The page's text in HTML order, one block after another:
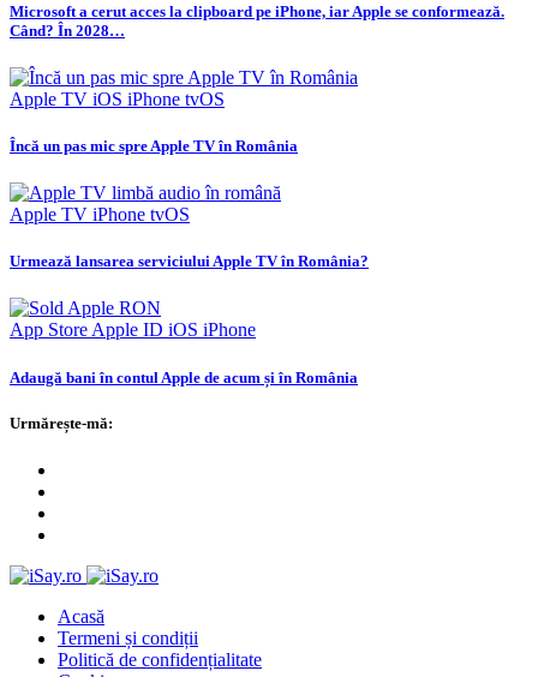
Microsoft a cerut acces la clipboard pe iPhone, iar Apple se conformează.
Când? În 2028…
Apple TV iOS iPhone tvOS
Încă un pas mic spre Apple TV în România
Apple TV iPhone tvOS
Urmează lansarea serviciului Apple TV în România?
App Store Apple ID iOS iPhone
Adaugă bani în contul Apple de acum și în România
Urmărește-mă:
Acasă
Termeni și condiții
Politică de confidențialitate